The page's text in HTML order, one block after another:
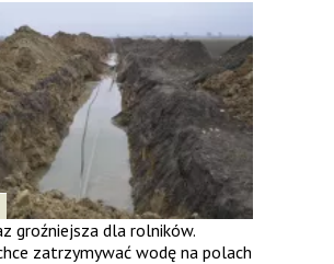
groźniejsza dla rolników.
zatrzymywać wodę na polach